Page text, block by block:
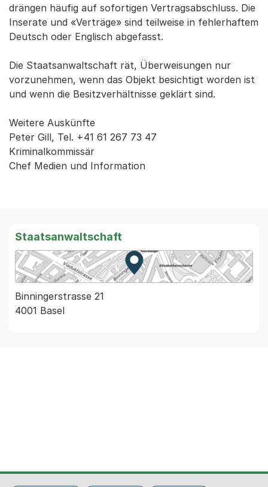
drängen häufig auf sofortigen Vertragsabschluss. Die
Inserate und «Verträge» sind teilweise in fehlerhaftem
Deutsch oder Englisch abgefasst.
Die Staatsanwaltschaft rät, Überweisungen nur
vorzunehmen, wenn das Objekt besichtigt worden ist
und wenn die Besitzverhältnisse geklärt sind.
Weitere Auskünfte
Peter Gill, Tel. +41 61 267 73 47
Kriminalkommissär
Chef Medien und Information
Staatsanwaltschaft
Zur Karte von MapBS.
Externer Link, wird in einem
Binningerstrasse 21
4001 Basel